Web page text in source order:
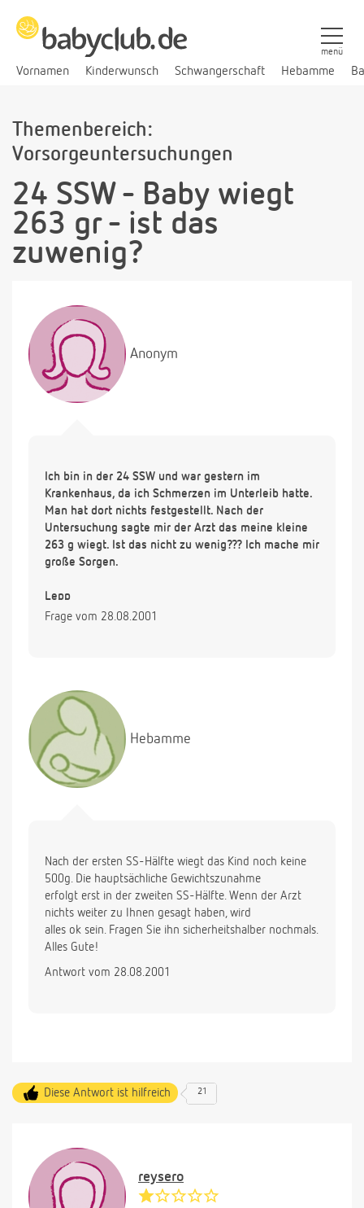
Vornamen Kinderwunsch Schwangerschaft Hebamme
menü
Themenbereich:
Vorsorgeuntersuchungen
24 SSW - Baby wiegt
263 gr - ist das
zuwenig?
Anonym
Ich bin in der 24 SSW und war gestern im
Krankenhaus, da ich Schmerzen im Unterleib hatte.
Man hat dort nichts festgestellt. Nach der
Untersuchung sagte mir der Arzt das meine kleine
263 g wiegt. Ist das nicht zu wenig??? Ich mache mir
große Sorgen.
Lepp
Frage vom 28.08.2001
Hebamme
Nach der ersten SS-Hälfte wiegt das Kind noch keine
500g. Die hauptsächliche Gewichtszunahme
erfolgt erst in der zweiten SS-Hälfte. Wenn der Arzt
nichts weiter zu Ihnen gesagt haben, wird
alles ok sein. Fragen Sie ihn sicherheitshalber nochmals.
Alles Gute!
Antwort vom 28.08.2001
Diese Antwort ist hilfreich 21
reysero